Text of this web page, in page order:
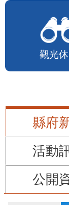
觀光
縣府
活動
公開